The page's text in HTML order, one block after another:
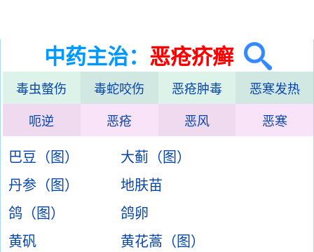
中药主治： 恶疮疥癣
毒虫螫伤 毒蛇咬伤 恶疮肿毒 恶寒发热
呃逆 恶疮 恶风 恶寒
巴豆（图）
大蓟（图）
丹参（图）
地肤苗
鸽（图）
鸽卵
黄矾
黄花蒿（图）